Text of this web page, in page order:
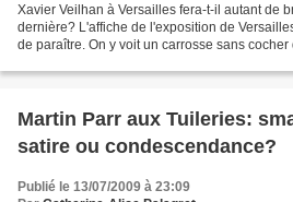
Xavier Veilhan à Versailles fera-t-il autant de
dernière? L'affiche de l'exposition de
de paraître. On y voit un carrosse sans cocher
Martin Parr aux Tuileries:
satire ou condescendance?
Publié le 13/07/2009 à 23:09